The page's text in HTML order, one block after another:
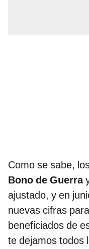
Como se sabe,
Bono de Guerra
ajustado, y en
nuevas cifras
beneficiados de
te dejamos todos